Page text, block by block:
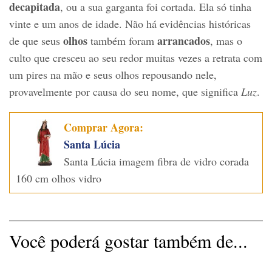
decapitada, ou a sua garganta foi cortada. Ela só tinha
vinte e um anos de idade. Não há evidências históricas
de que seus olhos também foram arrancados, mas o
culto que cresceu ao seu redor muitas vezes a retrata com
um pires na mão e seus olhos repousando nele,
provavelmente por causa do seu nome, que significa Luz.
Comprar Agora:
Santa Lúcia
Santa Lúcia imagem fibra de vidro corada
160 cm olhos vidro
Você poderá gostar também de...